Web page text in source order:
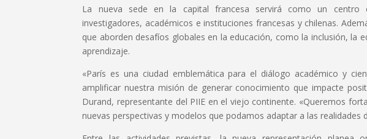
La nueva sede en la capital francesa servirá como un centro
investigadores, académicos e instituciones francesas y chilenas.
que aborden desafíos globales en la educación, como la inclusión, la
aprendizaje.
«París es una ciudad emblemática para el diálogo académico y
amplificar nuestra misión de generar conocimiento que impacte
Durand, representante del PIIE en el viejo continente. «Queremos
nuevas perspectivas y modelos que podamos adaptar a las realidades